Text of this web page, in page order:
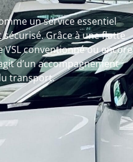
un service essentiel
Grâce à une flotte
VSL conventionné ou encore
d’un accompagnement
transport.